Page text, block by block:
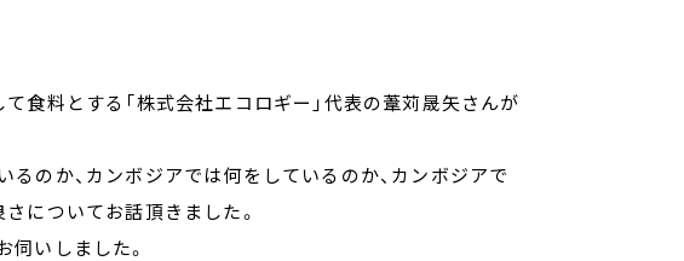
食料とする「株式会社エコロギー」代表の葦苅晟矢さんが
のか、カンボジアでは何をしているのか、カンボジアで
についてお話頂きました。
いしました。